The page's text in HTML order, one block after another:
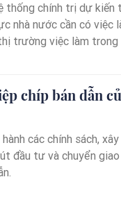
chính trị dự kiến thời
nhà nước cần có việc
việc làm trong kỷ
chíp bán dẫn
các chính sách, xây
đầu tư và chuyển giao